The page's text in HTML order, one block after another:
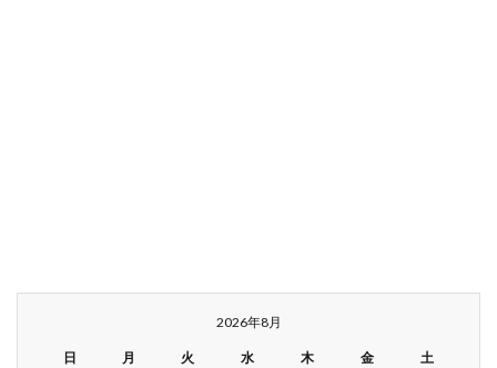
2026年8月
日 月 火 水 木 金 土